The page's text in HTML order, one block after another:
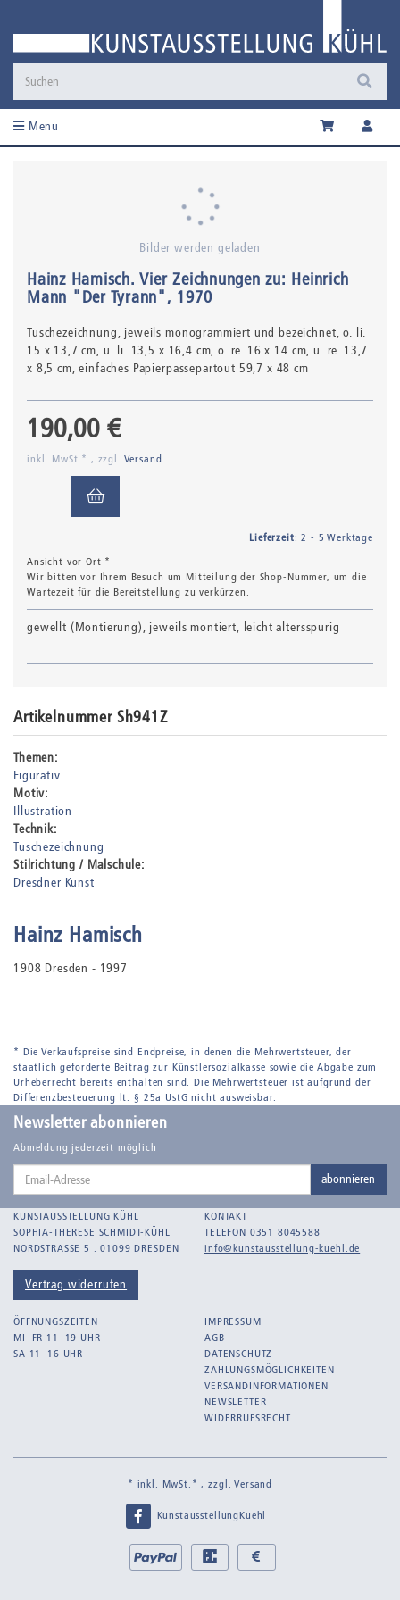
Menu
Bilder werden geladen
Hainz Hamisch.Vier Zeichnungen zu: Heinrich
Mann "Der Tyrann", 1970
Tuschezeichnung, jeweils monogrammiert und bezeichnet, o. li.
15 x 13,7 cm, u. li. 13,5 x 16,4 cm, o. re. 16 x 14 cm, u. re. 13,7
x 8,5 cm, einfaches Papierpassepartout 59,7 x 48 cm
190,00 €
inkl. MwSt.* , zzgl. Versand
Lieferzeit: 2 - 5 Werktage
Ansicht vor Ort *
Wir bitten vor Ihrem Besuch um Mitteilung der Shop-Nummer, um die
Wartezeit für die Bereitstellung zu verkürzen.
gewellt (Montierung), jeweils montiert, leicht altersspurig
Artikelnummer Sh941Z
Themen:
Figurativ
Motiv:
Illustration
Technik:
Tuschezeichnung
Stilrichtung / Malschule:
Dresdner Kunst
Hainz Hamisch
1908 Dresden - 1997
* Die Verkaufspreise sind Endpreise, in denen die Mehrwertsteuer, der
staatlich geforderte Beitrag zur Künstlersozialkasse sowie die Abgabe zum
Urheberrecht bereits enthalten sind. Die Mehrwertsteuer ist aufgrund der
Differenzbesteuerung lt. § 25a UstG nicht ausweisbar.
Newsletter abonnieren
Abmeldung jederzeit möglich
Email-
abonnieren
KUNSTAUSSTELLUNG KÜHL
SOPHIA-THERESE SCHMIDT-KÜHL
NORDSTRASSE 5 . 01099 DRESDEN
Vertrag widerrufen
KONTAKT
TELEFON 0351 8045588
info@kunstausstellung-kuehl.de
ÖFFNUNGSZEITEN
MI–FR 11–19 UHR
SA 11–16 UHR
IMPRESSUM
AGB
DATENSCHUTZ
ZAHLUNGSMÖGLICHKEITEN
VERSANDINFORMATIONEN
NEWSLETTER
WIDERRUFSRECHT
* inkl. MwSt.* , zzgl.Versand
KunstausstellungKuehl
Bei
uns
PayPal
bei
bei